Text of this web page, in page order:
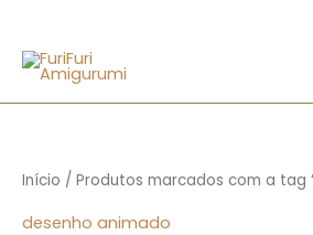
Início / Produtos marcados com a tag
desenho animado